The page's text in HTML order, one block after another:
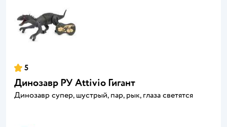
5
Динозавр РУ Attivio Гигант
Динозавр супер, шустрый, пар, рык, глаза светятся